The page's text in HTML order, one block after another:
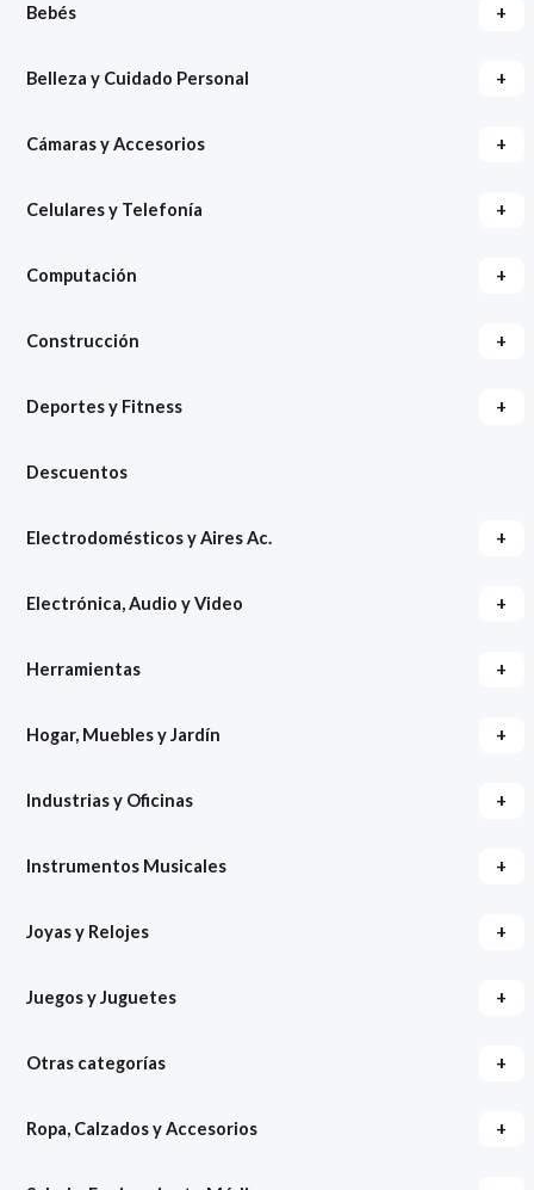
Bebés +
Belleza y Cuidado Personal +
Cámaras y Accesorios +
Celulares y Telefonía +
Computación +
Construcción +
Deportes y Fitness +
Descuentos
Electrodomésticos y Aires Ac. +
Electrónica, Audio y Video +
Herramientas +
Hogar, Muebles y Jardín +
Industrias y Oficinas +
Instrumentos Musicales +
Joyas y Relojes +
Juegos y Juguetes +
Otras categorías +
Ropa, Calzados y Accesorios +